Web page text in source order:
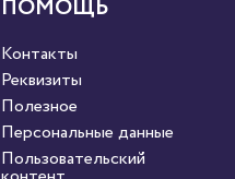
ПОМОЩЬ
Контакты
Реквизиты
Полезное
Персональные данные
Пользовательский